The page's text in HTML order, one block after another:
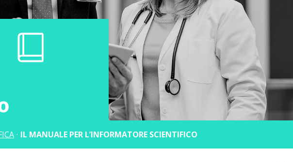
· IL MANUALE PER L’INFORMATORE SCIENTIFICO